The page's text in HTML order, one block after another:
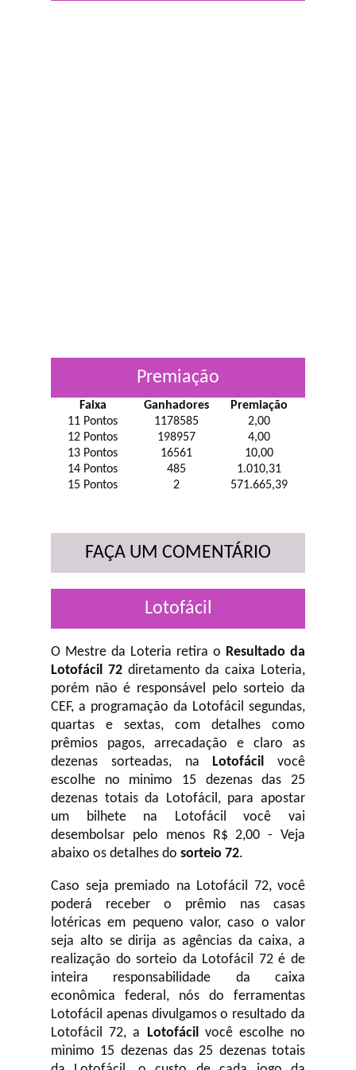
Premiação
Faixa Ganhadores
Premiação
11 Pontos
1178585
2,00
12 Pontos
198957
4,00
13 Pontos
16561
10,00
14 Pontos
485
1.010,31
15 Pontos
2 571.665,39
FAÇA UM COMENTÁRIO
Lotofácil
O Mestre da Loteria retira o Resultado da
Lotofácil 72diretamento da caixa Loteria,
porém não é responsável pelo sorteio da
CEF, a programação da Lotofácil segundas,
quartas e sextas, com detalhes como
prêmios pagos, arrecadação e claro as
dezenas sorteadas, na Lotofácil você
escolhe no minimo 15 dezenas das 25
dezenas totais da Lotofácil, para apostar
um bilhete na Lotofácil você vai
desembolsar pelo menos R$ 2,00 - Veja
abaixo os detalhes do sorteio 72.
Caso seja premiado na Lotofácil 72, você
poderá receber o prêmio nas casas
lotéricas em pequeno valor, caso o valor
seja alto se dirija as agências da caixa, a
realização do sorteio da Lotofácil 72 é de
inteira responsabilidade da caixa
econômica federal, nós do ferramentas
Lotofácil apenas divulgamos o resultado da
Lotofácil 72, a Lotofácilvocê escolhe no
minimo 15 dezenas das 25 dezenas totais